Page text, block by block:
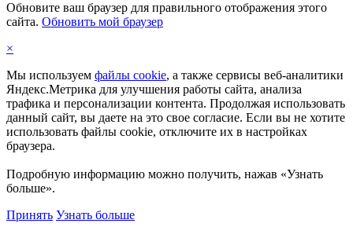
Обновите ваш браузер для правильного отображения этого
сайта. Обновить мой браузер
×
Мы используем файлы cookie, а также сервисы веб-аналитики
Яндекс.Метрика для улучшения работы сайта, анализа
трафика и персонализации контента. Продолжая использовать
данный сайт, вы даете на это свое согласие. Если вы не хотите
использовать файлы cookie, отключите их в настройках
браузера.
Подробную информацию можно получить, нажав «Узнать
больше».
Принять Узнать больше